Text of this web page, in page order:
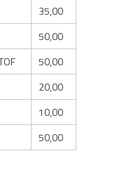
35,00
50,00
50,00
20,00
10,00
50,00